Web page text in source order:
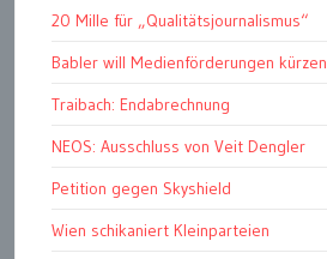
20 Mille für „Qualitätsjournalismus“
Babler will Medienförderungen kürzen
Traibach: Endabrechnung
NEOS: Ausschluss von Veit Dengler
Petition gegen Skyshield
Wien schikaniert Kleinparteien